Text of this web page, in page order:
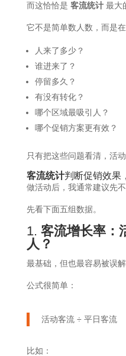
而这恰恰是 客流统计最大
它不是简单数人数，而是在
人来了多少？
谁进来了？
停留多久？
有没有转化？
哪个区域最吸引人？
哪个促销方案更有效？
只有把这些问题看清，活
客流统计判断促销效果
做活动后，我通常建议先不
先看下面五组数据。
1. 客流增长率：
人？
最基础，但也最容易被误解
公式很简单：
活动客流 ÷ 平日客流
比如：